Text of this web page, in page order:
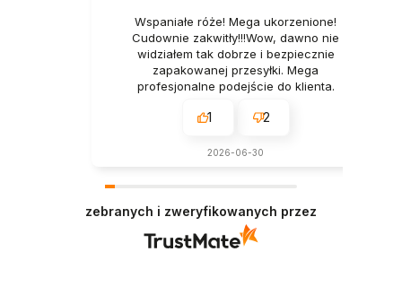
Wspaniałe róże! Mega ukorzenione!
Cudownie zakwitły!!!Wow, dawno nie
widziałem tak dobrze i bezpiecznie
zapakowanej przesyłki. Mega
profesjonalne podejście do klienta.
1 2
2026-06-30
zebranych i zweryfikowanych przez